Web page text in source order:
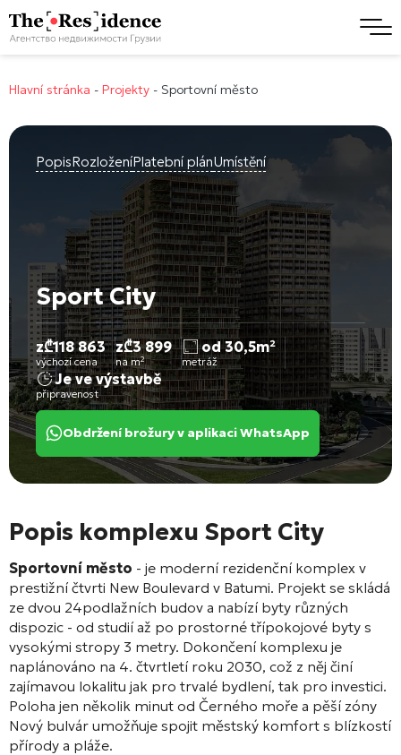
Hlavní stránka - Projekty - Sportovní město
PopisRozloženíPlatební plánUmístění
Sport City
z₾118 863
výchozí cena
z₾3 899
na m²
od 30,5m²
metráž
Je ve výstavbě
připravenost
Obdržení brožury v aplikaci WhatsApp
Popis komplexu Sport City
Sportovní město - je moderní rezidenční komplex v
prestižní čtvrti New Boulevard v Batumi. Projekt se skládá
ze dvou 24podlažních budov a nabízí byty různých
dispozic - od studií až po prostorné třípokojové byty s
vysokými stropy 3 metry. Dokončení komplexu je
naplánováno na 4. čtvrtletí roku 2030, což z něj činí
zajímavou lokalitu jak pro trvalé bydlení, tak pro investici.
Poloha jen několik minut od Černého moře a pěší zóny
Nový bulvár umožňuje spojit městský komfort s blízkostí
přírody a pláže.